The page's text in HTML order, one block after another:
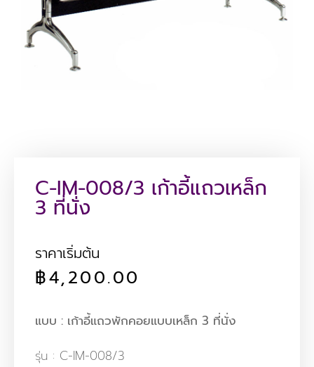
C-IM-008/3 เก้าอี้แถวเหล็ก
3 ที่นั่ง
ราคาเริ่มต้น
฿4,200.00
แบบ : เก้าอี้แถวพักคอยแบบเหล็ก 3 ที่นั่ง
รุ่น : C-IM-008/3